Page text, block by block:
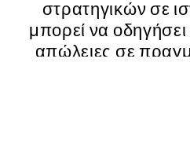
στρατηγικών σε
μπορεί να
απώλειες σε